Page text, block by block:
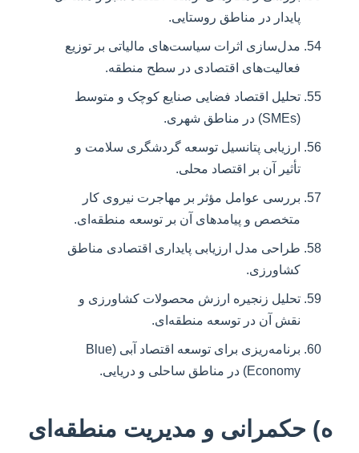
پایدار در مناطق روستایی.
مدل‌سازی اثرات سیاست‌های مالیاتی بر توزیع
فعالیت‌های اقتصادی در سطح منطقه.
تحلیل اقتصاد فضایی صنایع کوچک و متوسط
(SMEs) در مناطق شهری.
ارزیابی پتانسیل توسعه گردشگری سلامت و
تأثیر آن بر اقتصاد محلی.
بررسی عوامل مؤثر بر مهاجرت نیروی کار
متخصص و پیامدهای آن بر توسعه منطقه‌ای.
طراحی مدل ارزیابی پایداری اقتصادی مناطق
کشاورزی.
تحلیل زنجیره ارزش محصولات کشاورزی و
نقش آن در توسعه منطقه‌ای.
برنامه‌ریزی برای توسعه اقتصاد آبی (Blue
Economy) در مناطق ساحلی و دریایی.
ه) حکمرانی و مدیریت منطقه‌ای